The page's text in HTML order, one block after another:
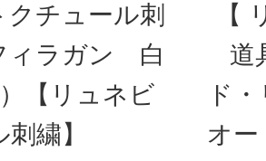
クチュール刺
ィラガン 白
）【リュネビ
刺繍】
【
道
ド
オ